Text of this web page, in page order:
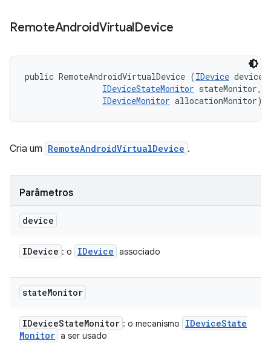
RemoteAndroidVirtualDevice
public RemoteAndroidVirtualDevice (IDevice
IDeviceStateMonitor stateMonitor,
IDeviceMonitor allocationMonitor)
Cria um RemoteAndroidVirtualDevice .
Parâmetros
device
IDevice : o IDevice associado
stateMonitor
IDeviceStateMonitor : o mecanismo IDeviceState
Monitor a ser usado